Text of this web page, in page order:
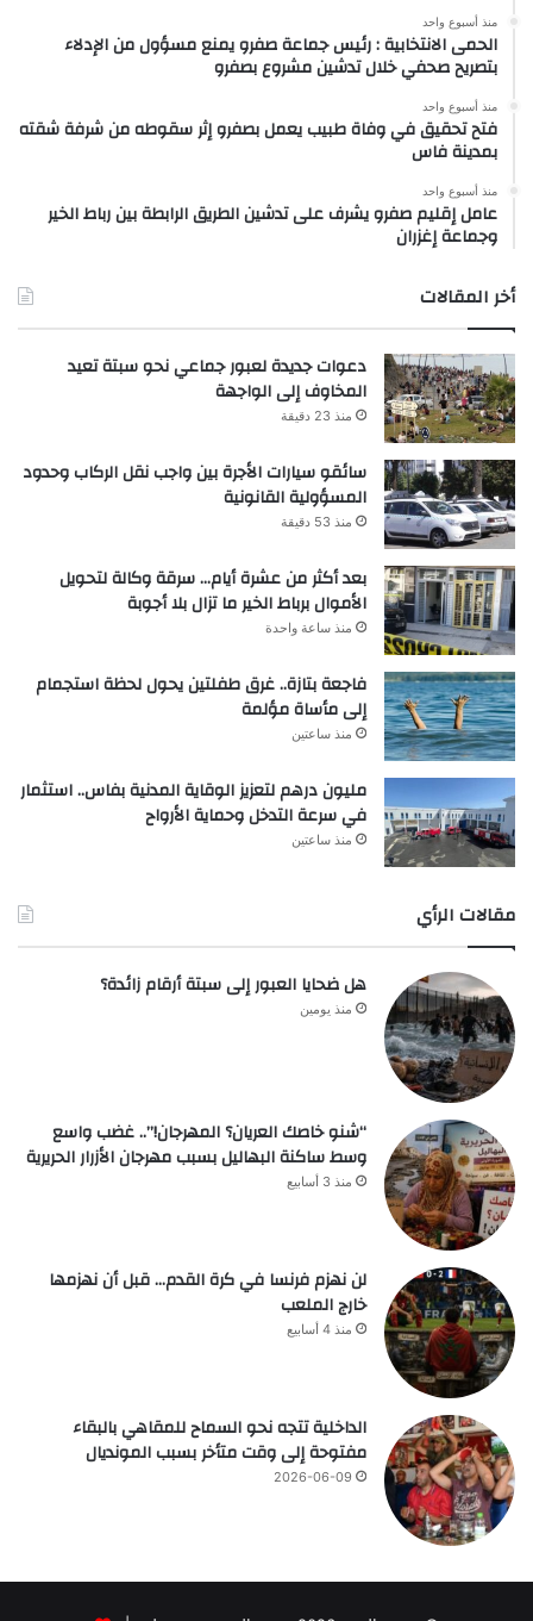
منذ أسبوع واحد
الحمى الانتخابية : رئيس جماعة صفرو يمنع مسؤول من الإدلاء
بتصريح صحفي خلال تدشين مشروع بصفرو
منذ أسبوع واحد
فتح تحقيق في وفاة طبيب يعمل بصفرو إثر سقوطه من شرفة شقته
بمدينة فاس
منذ أسبوع واحد
عامل إقليم صفرو يشرف على تدشين الطريق الرابطة بين رباط الخير
وجماعة إغزران
أخر المقالات
دعوات جديدة لعبور جماعي نحو سبتة تعيد
المخاوف إلى الواجهة
منذ 23 دقيقة
سائقو سيارات الأجرة بين واجب نقل الركاب وحدود
المسؤولية القانونية
منذ 53 دقيقة
بعد أكثر من عشرة أيام… سرقة وكالة لتحويل
الأموال برباط الخير ما تزال بلا أجوبة
منذ ساعة واحدة
فاجعة بتازة.. غرق طفلتين يحول لحظة استجمام
إلى مأساة مؤلمة
منذ ساعتين
مليون درهم لتعزيز الوقاية المدنية بفاس.. استثمار
في سرعة التدخل وحماية الأرواح
منذ ساعتين
مقالات الرأي
هل ضحايا العبور إلى سبتة أرقام زائدة؟
منذ يومين
“شنو خاصك العريان؟ المهرجان!”.. غضب واسع
وسط ساكنة البهاليل بسبب مهرجان الأزرار الحريرية
منذ 3 أسابيع
لن نهزم فرنسا في كرة القدم… قبل أن نهزمها
خارج الملعب
منذ 4 أسابيع
الداخلية تتجه نحو السماح للمقاهي بالبقاء
مفتوحة إلى وقت متأخر بسبب المونديال
2026-06-09